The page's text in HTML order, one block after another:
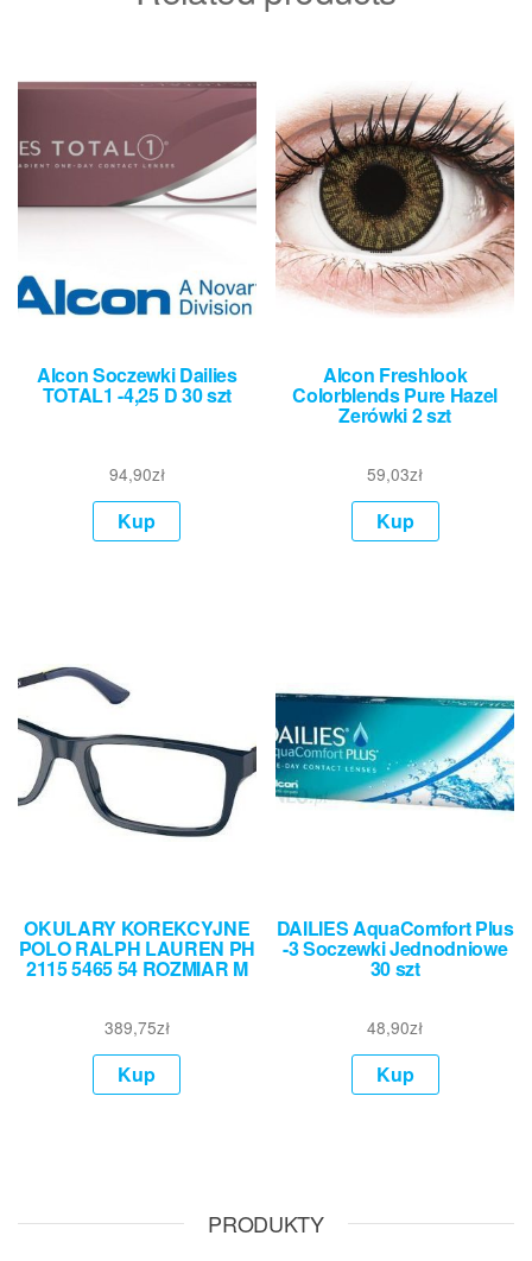
Alcon Soczewki Dailies
TOTAL1 -4,25 D 30 szt
94,90zł
Kup
Alcon Freshlook
Colorblends Pure Hazel
Zerówki 2 szt
59,03zł
Kup
OKULARY KOREKCYJNE
POLO RALPH LAUREN PH
2115 5465 54 ROZMIAR M
389,75zł
Kup
DAILIES AquaComfort Plus
-3 Soczewki Jednodniowe
30 szt
48,90zł
Kup
PRODUKTY